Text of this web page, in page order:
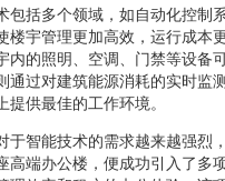
包括多个领域，如自动化控制
楼宇管理更加高效，运行成本
内的照明、空调、门禁等设备
通过对建筑能源消耗的实时监
提供最佳的工作环境。
于智能技术的需求越来越强烈
高端办公楼，便成功引入了多